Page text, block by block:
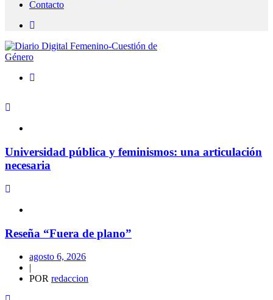
Contacto
Universidad pública y feminismos: una articulación
necesaria
Reseña “Fuera de plano”
agosto 6, 2026
|
POR redaccion